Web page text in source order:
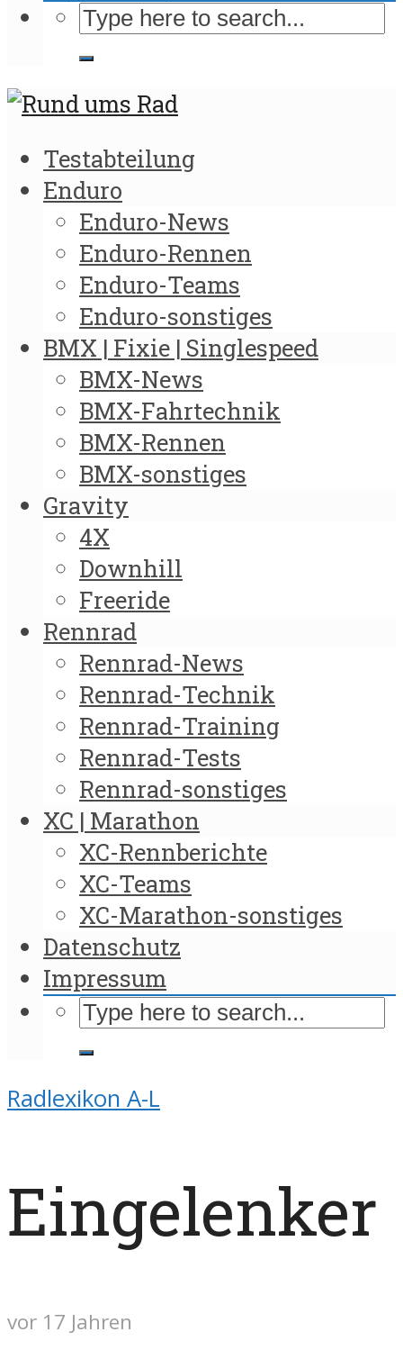
Testabteilung
Enduro
Enduro-News
Enduro-Rennen
Enduro-Teams
Enduro-sonstiges
BMX | Fixie | Singlespeed
BMX-News
BMX-Fahrtechnik
BMX-Rennen
BMX-sonstiges
Gravity
4X
Downhill
Freeride
Rennrad
Rennrad-News
Rennrad-Technik
Rennrad-Training
Rennrad-Tests
Rennrad-sonstiges
XC | Marathon
XC-Rennberichte
XC-Teams
XC-Marathon-sonstiges
Datenschutz
Impressum
Radlexikon A-L
Eingelenker
vor 17 Jahren